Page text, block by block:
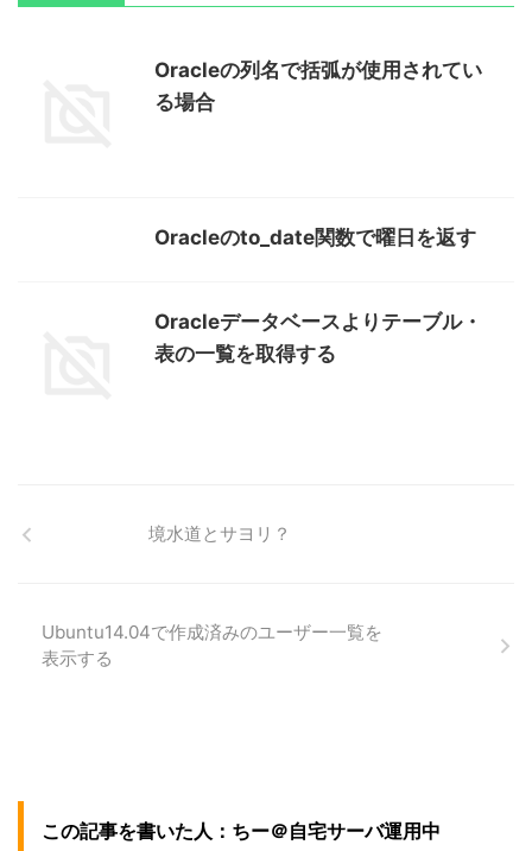
Oracleの列名で括弧が使用されてい
る場合
Oracleのto_date関数で曜日を返す
Oracleデータベースよりテーブル・
表の一覧を取得する
境水道とサヨリ？
Ubuntu14.04で作成済みのユーザー一覧を
表示する
この記事を書いた人：ちー＠自宅サーバ運用中